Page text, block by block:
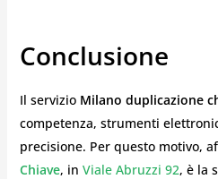
Conclusione
Il servizio Milano duplicazione
competenza, strumenti
precisione. Per questo motivo,
Chiave, in Viale Abruzzi 92, è la